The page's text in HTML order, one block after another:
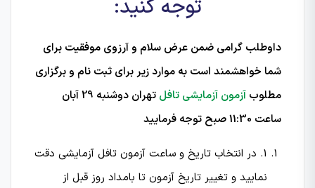
توجه کنید:
داوطلب گرامی ضمن عرض سلام و آرزوی موفقیت برای
شما خواهشمند است به موارد زیر برای ثبت نام و برگزاری
مطلوب آزمون آزمایشی تافل
تهران دوشنبه 29 آبان
ساعت 11:30 صبح توجه فرمایید
1. در انتخاب تاریخ و ساعت آزمون تافل آزمایشی دقت
نمایید و تغییر تاریخ آزمون تا بامداد روز قبل از